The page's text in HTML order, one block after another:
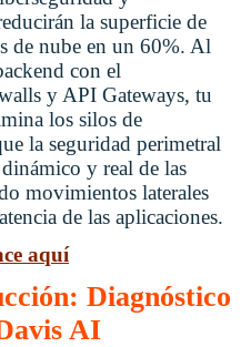
la superficie de
de nube en un 60%. Al
con el
y API Gateways, tu
los silos de
la seguridad perimetral
y real de las
movimientos laterales
de las aplicaciones.
aquí
Diagnóstico
AI